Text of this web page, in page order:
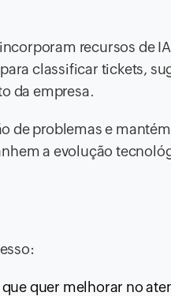
recursos de
classificar tickets,
da empresa.
de problemas e
a evolução
quer melhorar no